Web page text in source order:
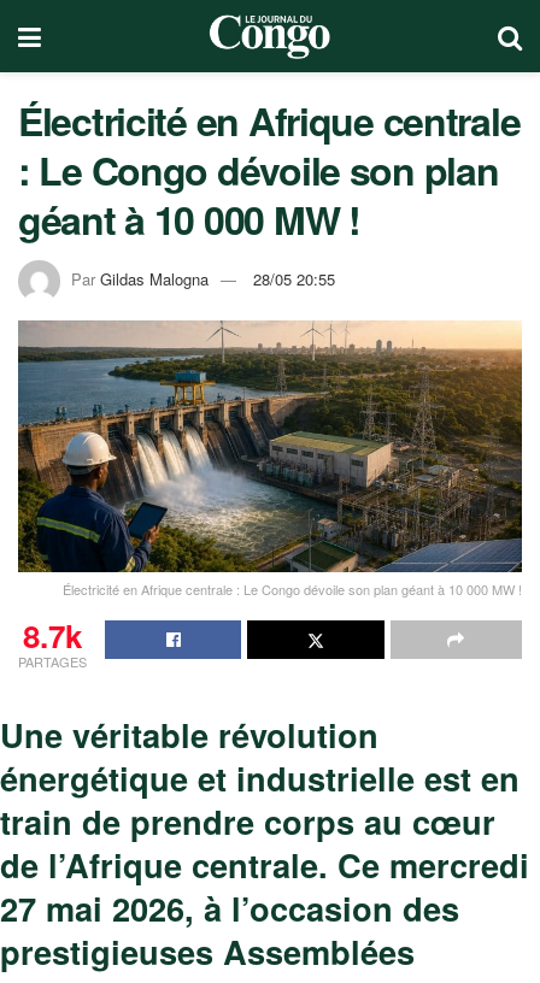
Électricité en Afrique centrale
: Le Congo dévoile son plan
géant à 10 000 MW !
Par Gildas Malogna 28/05 20:55
Électricité en Afrique centrale : Le Congo dévoile son plan géant à 10 000 MW !
8.7k
PARTAGES
Une véritable révolution
énergétique et industrielle est en
train de prendre corps au cœur
de l’Afrique centrale. Ce mercredi
27 mai 2026, à l’occasion des
prestigieuses Assemblées